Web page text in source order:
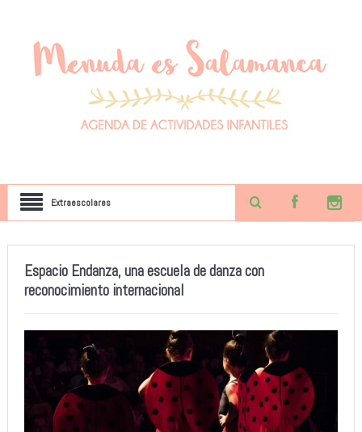
Extraescolares
Espacio Endanza, una escuela de danza con
reconocimiento internacional